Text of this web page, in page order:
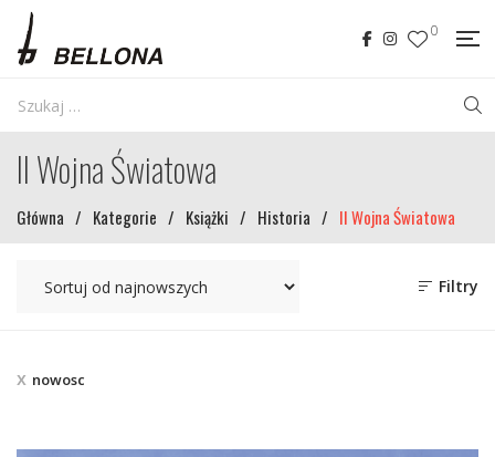
0
II Wojna Światowa
Główna / Kategorie / Książki / Historia / II Wojna Światowa
Filtry
nowosc